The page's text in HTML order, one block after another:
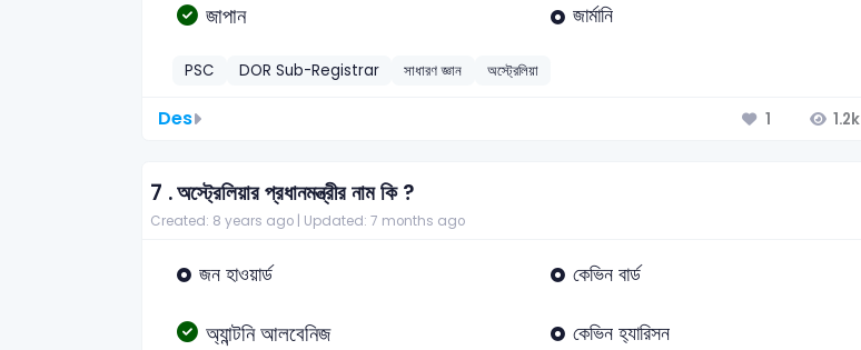
জাপান জার্মানি
PSC DOR Sub-Registrar সাধারণ জ্ঞান অস্ট্রেলিয়া
Des 1 1.2k
7 .অস্ট্রেলিয়ার প্রধানমন্ত্রীর নাম কি ?
Created: 8 years ago | Updated: 7 months ago
জন হাওয়ার্ড কেভিন বার্ড
অ্যান্টনি আলবেনিজ কেভিন হ‍্যারিসন